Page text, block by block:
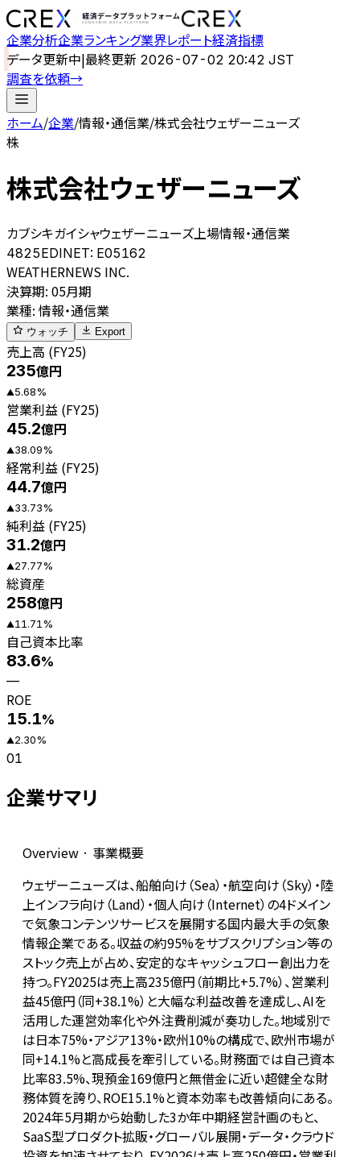
企業分析企業ランキング業界レポート経済指標
データ更新中|最終更新 2026-07-02 20:42 JST
調査を依頼→
ホーム/企業/情報・通信業/株式会社ウェザーニューズ
株
株式会社ウェザーニューズ
カブシキガイシャウェザーニューズ 上場情報・通信業
4825EDINET: E05162
WEATHERNEWS INC.
決算期: 05月期
業種: 情報・通信業
ウォッチ Export
売上高 (FY25)
235億円
▲5.68%
営業利益 (FY25)
45.2億円
▲38.09%
経常利益 (FY25)
44.7億円
▲33.73%
純利益 (FY25)
31.2億円
▲27.77%
総資産
258億円
▲11.71 %
自己資本比率
83.6%
—
ROE
15.1%
▲2.30%
01
企業サマリ
Overview · 事業概要
ウェザーニューズは、船舶向け（Sea）・航空向け（Sky）・陸
上インフラ向け（Land）・個人向け（Internet）の4ドメイン
で気象コンテンツサービスを展開する国内最大手の気象
情報企業である。収益の約95%をサブスクリプション等の
ストック売上が占め、安定的なキャッシュフロー創出力を
持つ。FY2025は売上高235億円（前期比+5.7%）、営業利
益45億円（同+38.1%）と大幅な利益改善を達成し、AIを
活用した運営効率化や外注費削減が奏功した。地域別で
は日本75%・アジア13%・欧州10%の構成で、欧州市場が
同+14.1%と高成長を牽引している。財務面では自己資本
比率83.5%、現預金169億円と無借金に近い超健全な財
務体質を誇り、ROE15.1%と資本効率も改善傾向にある。
2024年5月期から始動した3か年中期経営計画のもと、
SaaS型プロダクト拡販・グローバル展開・データ・クラウド